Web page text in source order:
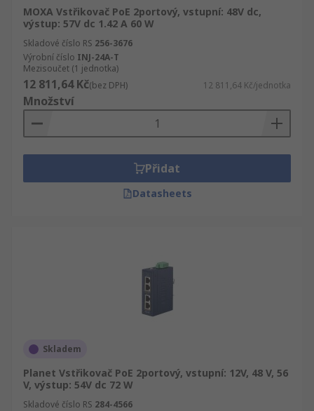
MOXA Vstřikovač PoE 2portový, vstupní: 48V dc,
výstup: 57V dc 1.42 A 60 W
Skladové číslo RS 256-3676
Výrobní číslo INJ-24A-T
Mezisoučet (1 jednotka)
12 811,64 Kč(bez DPH) 12 811,64 Kč/jednotka
Množství
Přidat
Datasheets
Skladem
Planet Vstřikovač PoE 2portový, vstupní: 12V, 48 V, 56
V, výstup: 54V dc 72 W
Skladové číslo RS 284-4566